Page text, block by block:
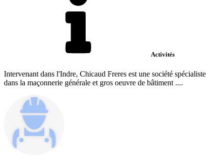
Activités
Intervenant dans l'Indre, Chicaud Freres est une société spécialiste
dans la maçonnerie générale et gros oeuvre de bâtiment ....